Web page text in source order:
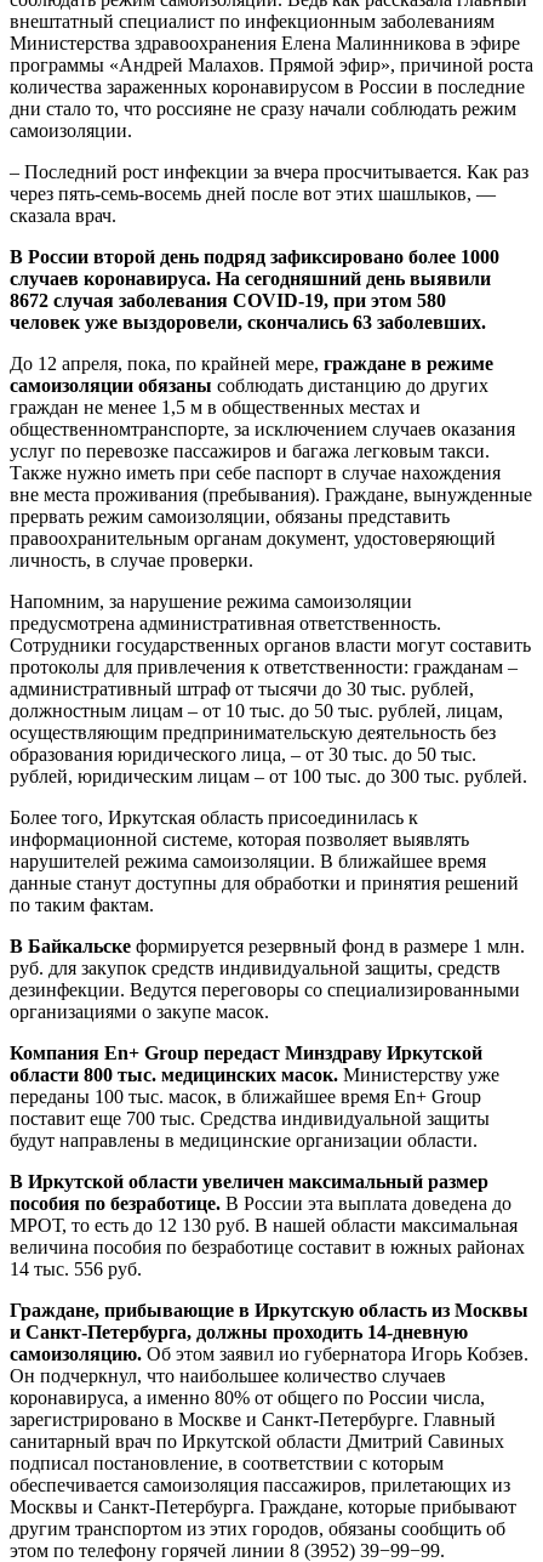
внештатный специалист по инфекционным заболеваниям
Министерства здравоохранения Елена Малинникова в эфире
программы «Андрей Малахов. Прямой эфир», причиной роста
количества зараженных коронавирусом в России в последние
дни стало то, что россияне не сразу начали соблюдать режим
самоизоляции.
– Последний рост инфекции за вчера просчитывается. Как раз
через пять-семь-восемь дней после вот этих шашлыков, —
сказала врач.
В России второй день подряд зафиксировано более 1000
случаев коронавируса. На сегодняшний день выявили
8672 случая заболевания COVID-19, при этом 580
человек уже выздоровели, скончались 63 заболевших.
До 12 апреля, пока, по крайней мере, граждане в режиме
самоизоляции обязаны соблюдать дистанцию до других
граждан не менее 1,5 м в общественных местах и
общественномтранспорте, за исключением случаев оказания
услуг по перевозке пассажиров и багажа легковым такси.
Также нужно иметь при себе паспорт в случае нахождения
вне места проживания (пребывания). Граждане, вынужденные
прервать режим самоизоляции, обязаны представить
правоохранительным органам документ, удостоверяющий
личность, в случае проверки.
Напомним, за нарушение режима самоизоляции
предусмотрена административная ответственность.
Сотрудники государственных органов власти могут составить
протоколы для привлечения к ответственности: гражданам –
административный штраф от тысячи до 30 тыс. рублей,
должностным лицам – от 10 тыс. до 50 тыс. рублей, лицам,
осуществляющим предпринимательскую деятельность без
образования юридического лица, – от 30 тыс. до 50 тыс.
рублей, юридическим лицам – от 100 тыс. до 300 тыс. рублей.
Более того, Иркутская область присоединилась к
информационной системе, которая позволяет выявлять
нарушителей режима самоизоляции. В ближайшее время
данные станут доступны для обработки и принятия решений
по таким фактам.
В Байкальске формируется резервный фонд в размере 1 млн.
руб. для закупок средств индивидуальной защиты, средств
дезинфекции. Ведутся переговоры со специализированными
организациями о закупе масок.
Компания En+ Group передаст Минздраву Иркутской
области 800 тыс. медицинских масок. Министерству уже
переданы 100 тыс. масок, в ближайшее время En+ Group
поставит еще 700 тыс. Средства индивидуальной защиты
будут направлены в медицинские организации области.
В Иркутской области увеличен максимальный размер
пособия по безработице. В России эта выплата доведена до
МРОТ, то есть до 12 130 руб. В нашей области максимальная
величина пособия по безработице составит в южных районах
14 тыс. 556 руб.
Граждане, прибывающие в Иркутскую область из Москвы
и Санкт-Петербурга, должны проходить 14-дневную
самоизоляцию. Об этом заявил ио губернатора Игорь Кобзев.
Он подчеркнул, что наибольшее количество случаев
коронавируса, а именно 80% от общего по России числа,
зарегистрировано в Москве и Санкт-Петербурге. Главный
санитарный врач по Иркутской области Дмитрий Савиных
подписал постановление, в соответствии с которым
обеспечивается самоизоляция пассажиров, прилетающих из
Москвы и Санкт-Петербурга. Граждане, которые прибывают
другим транспортом из этих городов, обязаны сообщить об
этом по телефону горячей линии 8 (3952) 39−99−99.